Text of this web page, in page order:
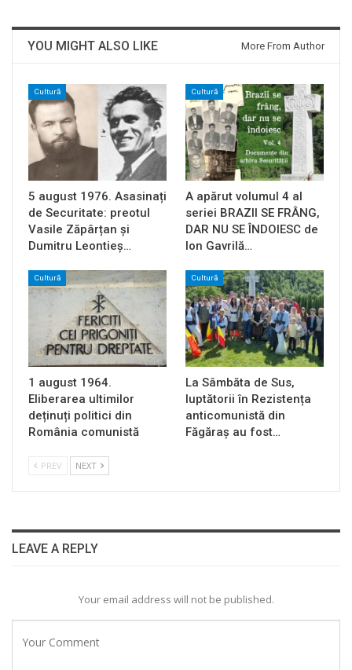
YOU MIGHT ALSO LIKE More From Author
Cultură
5 august 1976. Asasinați
de Securitate: preotul
Vasile Zăpârțan și
Dumitru Leontieș…
Cultură
A apărut volumul 4 al
seriei BRAZII SE FRÂNG,
DAR NU SE ÎNDOIESC de
Ion Gavrilă…
Cultură
1 august 1964.
Eliberarea ultimilor
deținuți politici din
România comunistă
Cultură
La Sâmbăta de Sus,
luptătorii în Rezistența
anticomunistă din
Făgăraș au fost…
PREV NEXT
LEAVE A REPLY
Your email address will not be published.